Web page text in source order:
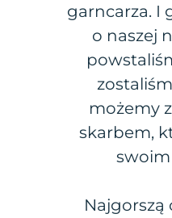
garncarza. I
o naszej
możemy
skarbem,
Najgorszą